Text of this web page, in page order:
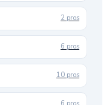
2 pros
6 pros
10 pros